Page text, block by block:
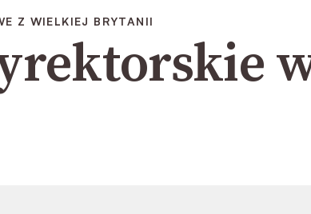
Z WIELKIEJ BRYTANII